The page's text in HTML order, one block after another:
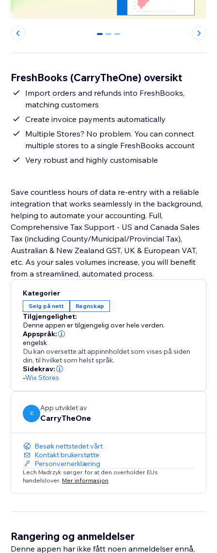
0 1 2
FreshBooks (CarryTheOne) oversikt
Import orders and refunds into FreshBooks,
matching customers
Create invoice payments automatically
Multiple Stores? No problem. You can connect
multiple stores to a single FreshBooks account
Very robust and highly customisable
Save countless hours of data re-entry with a reliable
integration that works seamlessly in the background,
helping to automate your accounting. Full,
Comprehensive Tax Support - US and Canada Sales
Tax (including County/Municipal/Provincial Tax),
Australian & New Zealand GST, UK & European VAT,
etc. As your sales volumes increase, you will benefit
from a streamlined, automated process.
Kategorier
Selg på nett Regnskap
Tilgjengelighet:
Denne appen er tilgjengelig over hele verden.
Appspråk:
engelsk
Du kan oversette alt appinnholdet som vises på siden
din, til hvilket som helst språk.
Sidekrav:
-Wix Stores
C
App utviklet av
CarryTheOne
Besøk nettstedet vårt
Kontakt brukerstøtte
Personvernerklæring
Lech Madrzyk sørger for at den overholder EUs
handelslover. Mer informasjon
Rangering og anmeldelser
Denne appen har ikke fått noen anmeldelser ennå,